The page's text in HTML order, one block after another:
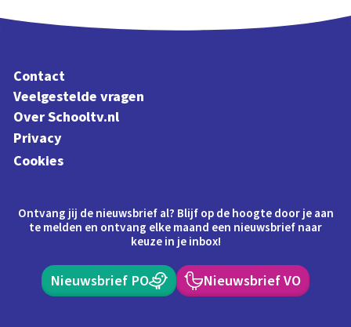
Contact
Veelgestelde vragen
Over Schooltv.nl
Privacy
Cookies
Ontvang jij de nieuwsbrief al? Blijf op de hoogte door je aan
te melden en ontvang elke maand een nieuwsbrief naar
keuze in je inbox!
Nieuwsbrief PO Nieuwsbrief VO